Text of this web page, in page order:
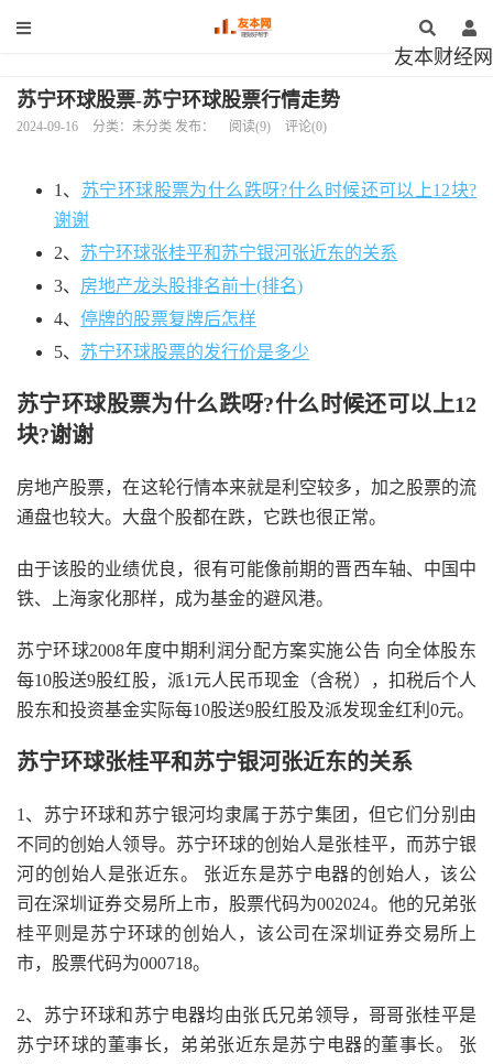
友本财经网
苏宁环球股票-苏宁环球股票行情走势
2024-09-16 分类：未分类 发布： 阅读(9) 评论(0)
1、 苏宁环球股票为什么跌呀?什么时候还可以上12块?
谢谢
2、 苏宁环球张桂平和苏宁银河张近东的关系
3、 房地产龙头股排名前十(排名)
4、 停牌的股票复牌后怎样
5、 苏宁环球股票的发行价是多少
苏宁环球股票为什么跌呀?什么时候还可以上12
块?谢谢
房地产股票，在这轮行情本来就是利空较多，加之股票的流
通盘也较大。大盘个股都在跌，它跌也很正常。
由于该股的业绩优良，很有可能像前期的晋西车轴、中国中
铁、上海家化那样，成为基金的避风港。
苏宁环球2008年度中期利润分配方案实施公告 向全体股东
每10股送9股红股，派1元人民币现金（含税），扣税后个人
股东和投资基金实际每10股送9股红股及派发现金红利0元。
苏宁环球张桂平和苏宁银河张近东的关系
1、苏宁环球和苏宁银河均隶属于苏宁集团，但它们分别由
不同的创始人领导。苏宁环球的创始人是张桂平，而苏宁银
河的创始人是张近东。 张近东是苏宁电器的创始人，该公
司在深圳证券交易所上市，股票代码为002024。他的兄弟张
桂平则是苏宁环球的创始人，该公司在深圳证券交易所上
市，股票代码为000718。
2、苏宁环球和苏宁电器均由张氏兄弟领导，哥哥张桂平是
苏宁环球的董事长，弟弟张近东是苏宁电器的董事长。 张